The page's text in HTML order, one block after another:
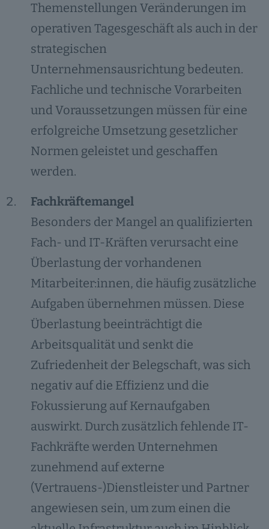
Themenstellungen Veränderungen im
operativen Tagesgeschäft als auch in der
strategischen
Unternehmensausrichtung bedeuten.
Fachliche und technische Vorarbeiten
und Voraussetzungen müssen für eine
erfolgreiche Umsetzung gesetzlicher
Normen geleistet und geschaffen
werden.
Fachkräftemangel
Besonders der Mangel an qualifizierten
Fach- und IT-Kräften verursacht eine
Überlastung der vorhandenen
Mitarbeiter:innen, die häufig zusätzliche
Aufgaben übernehmen müssen. Diese
Überlastung beeinträchtigt die
Arbeitsqualität und senkt die
Zufriedenheit der Belegschaft, was sich
negativ auf die Effizienz und die
Fokussierung auf Kernaufgaben
auswirkt. Durch zusätzlich fehlende IT-
Fachkräfte werden Unternehmen
zunehmend auf externe
(Vertrauens-)Dienstleister und Partner
angewiesen sein, um zum einen die